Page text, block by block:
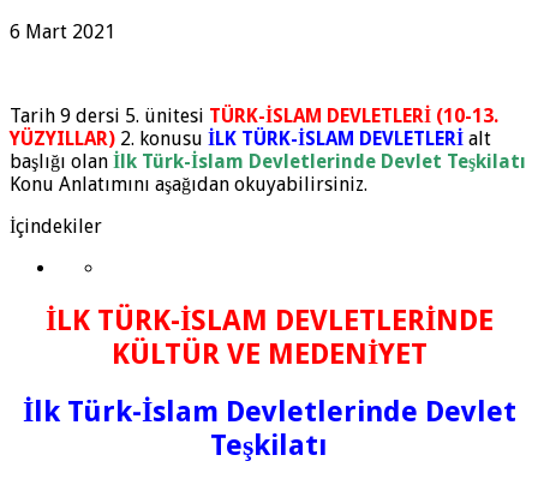
6 Mart 2021
Tarih 9 dersi 5. ünitesi TÜRK-İSLAM DEVLETLERİ (10-13.
YÜZYILLAR) 2. konusu İLK TÜRK-İSLAM DEVLETLERİ alt
başlığı olan İlk Türk-İslam Devletlerinde Devlet Teşkilatı
Konu Anlatımını aşağıdan okuyabilirsiniz.
İçindekiler
İLK TÜRK-İSLAM DEVLETLERİNDE
KÜLTÜR VE MEDENİYET
İlk Türk-İslam Devletlerinde Devlet
Teşkilatı